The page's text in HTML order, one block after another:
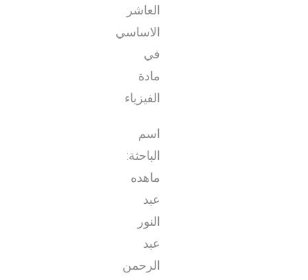
العاشر
الاساسي
في
مادة
الفيزياء
اسم
الباحثة:
ماهده
عبد
النور
عبد
الرحمن